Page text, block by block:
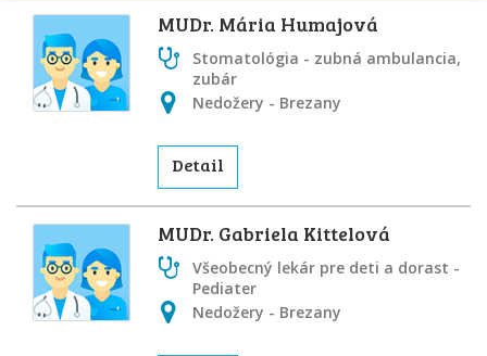
MUDr. Mária Humajová
Stomatológia - zubná ambulancia,
zubár
Nedožery - Brezany
Detail
MUDr. Gabriela Kittelová
Všeobecný lekár pre deti a dorast -
Pediater
Nedožery - Brezany